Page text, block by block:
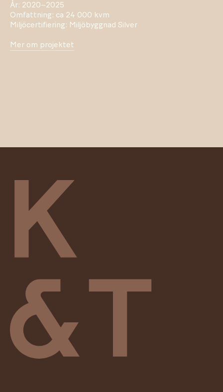
År: 2020–2025
Omfattning: ca 24 000 kvm
Miljöcertifiering: Miljöbyggnad Silver
Mer om projektet